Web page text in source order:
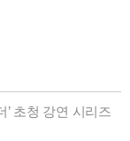
’ 초청 강연 시리즈